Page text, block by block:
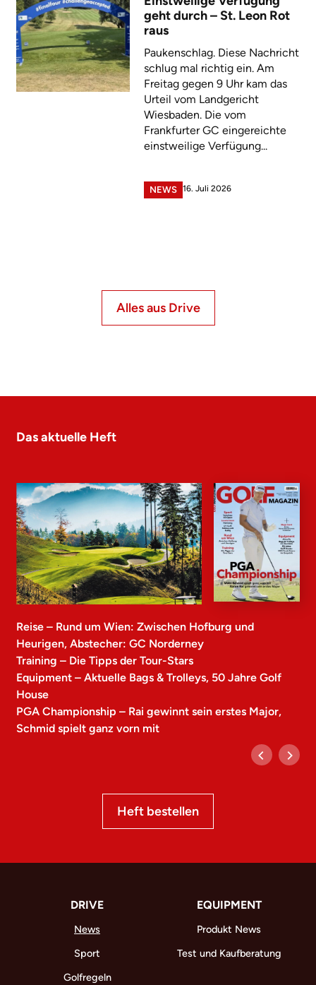
geht durch – St. Leon Rot
raus
Paukenschlag. Diese Nachricht
schlug mal richtig ein. Am
Freitag gegen 9 Uhr kam das
Urteil vom Landgericht
Wiesbaden. Die vom
Frankfurter GC eingereichte
einstweilige Verfügung...
NEWS 16. Juli 2026
Alles aus Drive
Das aktuelle Heft
Reise – Rund um Wien: Zwischen Hofburg und
Heurigen, Abstecher: GC Norderney
Training – Die Tipps der Tour-Stars
Equipment – Aktuelle Bags & Trolleys, 50 Jahre Golf
House
PGA Championship – Rai gewinnt sein erstes Major,
Schmid spielt ganz vorn mit
Heft bestellen
DRIVE
News
Sport
Golfregeln
EQUIPMENT
Produkt News
Test und Kaufberatung